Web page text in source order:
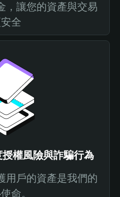
，讓您的資產與交易
全
權風險與詐騙行為
用戶的資產是我們的
命。